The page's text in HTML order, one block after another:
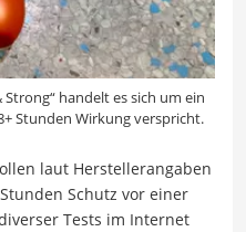
handelt es sich um ein
Stunden Wirkung verspricht.
laut Herstellerangaben
Schutz vor einer
Tests im Internet